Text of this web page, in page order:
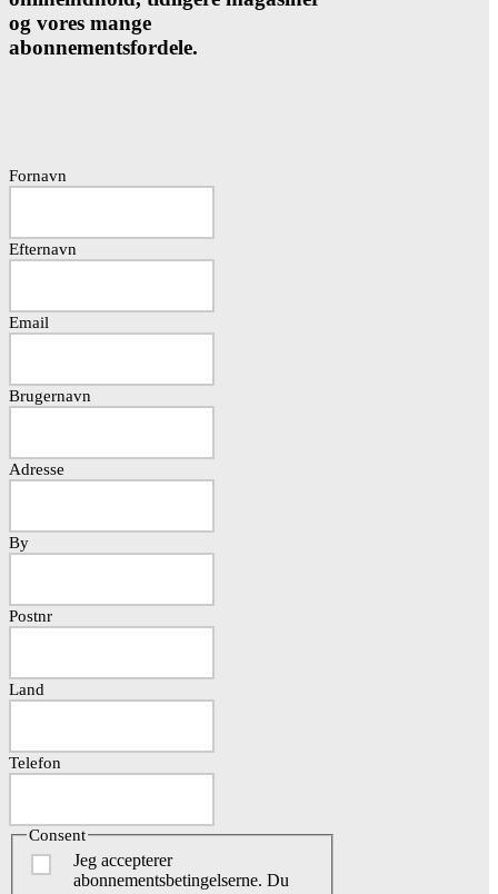
og vores mange
abonnementsfordele.
Fornavn
Efternavn
Email
Brugernavn
Adresse
By
Postnr
Land
Telefon
Consent
Jeg accepterer
abonnementsbetingelserne. Du